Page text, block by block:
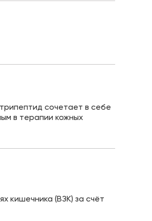
сочетает в себе
в терапии кожных
кишечника (ВЗК) за счёт